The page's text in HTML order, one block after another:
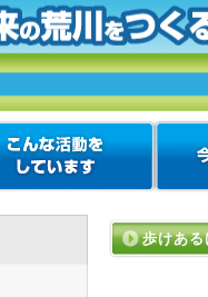
歩けあ